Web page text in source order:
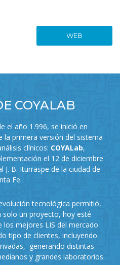
WEB
COYALAB
el año 1.996, se inició en
la primera versión del sistema
clínicos: COYALab,
el 12 de diciembre
J. B. Iturraspe de la ciudad de
Fe.
tecnológica permitió,
un proyecto, hoy esté
mejores LIS del mercado
tipo de clientes, incluyendo
generando distintas
y grandes laboratorios.